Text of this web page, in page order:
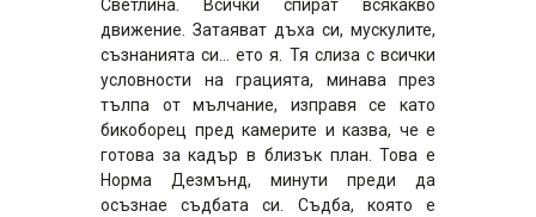
Светлина. Всички спират всякакво
движение. Затаяват дъха си, мускулите,
съзнанията си… ето я. Тя слиза с всички
условности на грацията, минава през
тълпа от мълчание, изправя се като
бикоборец пред камерите и казва, че е
готова за кадър в близък план. Това е
Норма Дезмънд, минути преди да
осъзнае съдбата си. Съдба, която е